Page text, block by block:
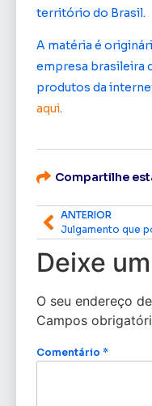
território do Brasil.
A matéria é
empresa brasileira
produtos da
aqui.
Compartilhe
ANTERIOR
Deixe
O seu endereço
Campos
Comentário *